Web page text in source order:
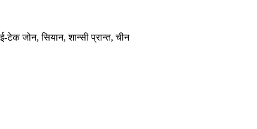
टेक जोन, सियान, शान्सी प्रान्त, चीन